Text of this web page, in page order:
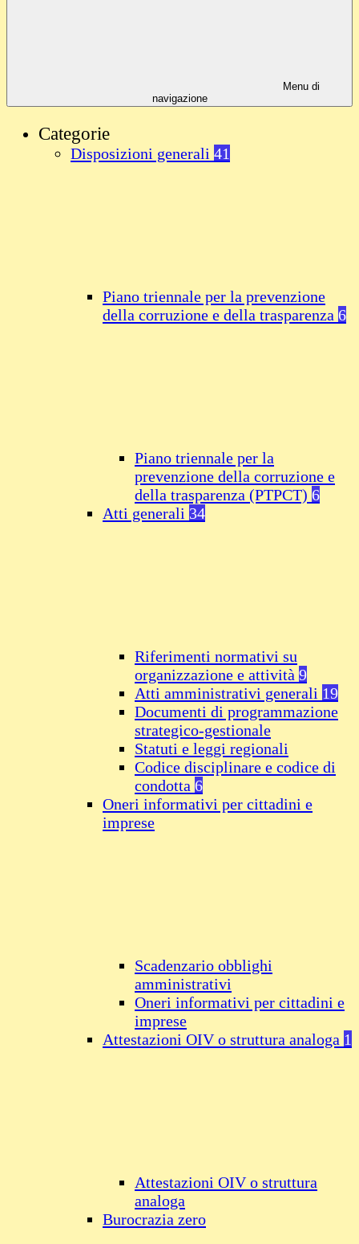
Menu di
navigazione
Categorie
Disposizioni generali 41
Piano triennale per la prevenzione
della corruzione e della trasparenza 6
Piano triennale per la
prevenzione della corruzione e
della trasparenza (PTPCT) 6
Atti generali 34
Riferimenti normativi su
organizzazione e attività 9
Atti amministrativi generali 19
Documenti di programmazione
strategico-gestionale
Statuti e leggi regionali
Codice disciplinare e codice di
condotta 6
Oneri informativi per cittadini e
imprese
Scadenzario obblighi
amministrativi
Oneri informativi per cittadini e
imprese
Attestazioni OIV o struttura analoga 1
Attestazioni OIV o struttura
analoga
Burocrazia zero